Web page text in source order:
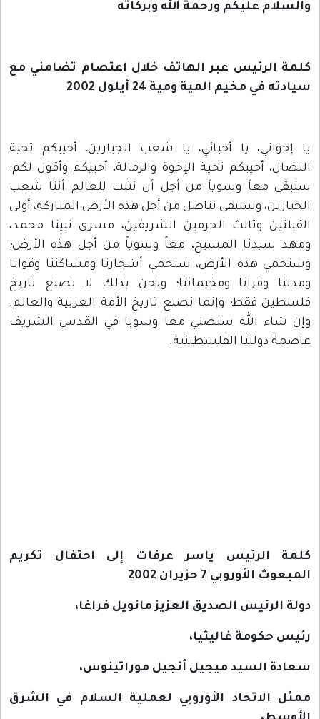
والسلام عليكم ورحمة الله وبركاته
كلمة الرئيس عبر الهاتف خلال اعتصام تضامني مع
سيادته في مخيم المية ومية 24 أيلول
يا إخواني، يا أحبائي، يا شعب الجبارين، أحييكم تحية
النضال، أحييكم تحية الإخوة والزمالة، أحييكم وأقول لكم:
سنبقى معاً وسوياً من أجل أن نثبت للعالم أننا شعب
الجبارين، وسنبقى نناضل من أجل هذه الأرض المباركة، أولى
القبلتين وثالث الحرمين الشريفين، مسرى نبينا محمد،
ومهد سيدنا المسيح، معاً وسوياً من أجل هذه الأرض؛
وسنحمي هذه الأرض، سنحمي أشجارنا ومساكننا وقوانا
ومدننا وقرانا ومخيماتنا؛ ونحن بذلك لا نصنع تاريخ
فلسطين فقط؛ وإنما نصنع تاريخ الأمة العربية والعالم.
وإن شاء الله سنصلي معا وسويا في القدس الشريف
عاصمة دولتنا الفلسطينية.
كلمة الرئيس ياسر عرفات إلى احتفال تكريم
المبعوث الأوروبي 7 حزيران 2002
دولة الرئيس الصديق العزيز مانويل فراغا،
رئيس حكومة غاليثيا،
سعادة السيد ميجيل أنجيل موراتينوس،
ممثل الاتحاد الأوروبي لعملية السلام في الشرق